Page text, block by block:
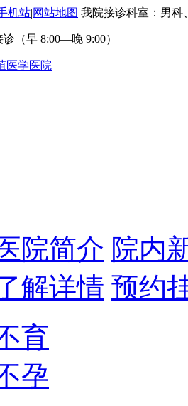
机站|网站地图 我院接诊科室：男科
（早 8:00—晚 9:00）
院简介 院内
解详情 预约
育
孕